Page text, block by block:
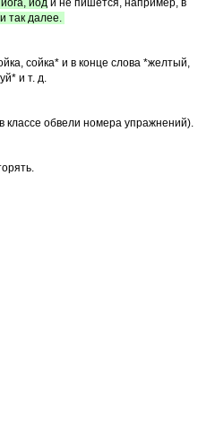
йога, йод и не пишется, например, в
так далее.
сойка* и в конце слова *желтый,
и т. д.
классе обвели номера упражнений).